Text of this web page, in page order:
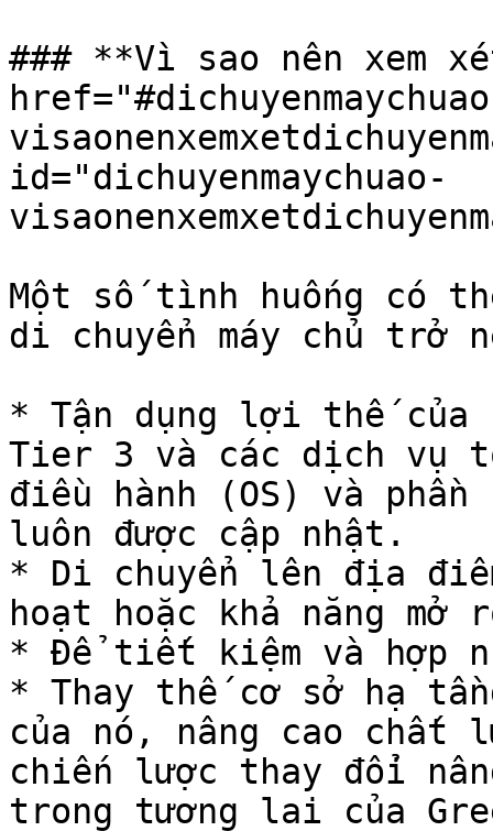
### **Vì sao nên xem
id="dichuyenmaychuao-
Một số tình huống có
di chuyển máy chủ trở
* Tận dụng lợi thế của
Tier 3 và các dịch vụ
điều hành (OS) và phần
luôn được cập nhật.
* Di chuyển lên địa
hoạt hoặc khả năng mở
* Để tiết kiệm và hợp
* Thay thế cơ sở hạ
của nó, nâng cao chất
chiến lược thay đổi
trong tương lai của